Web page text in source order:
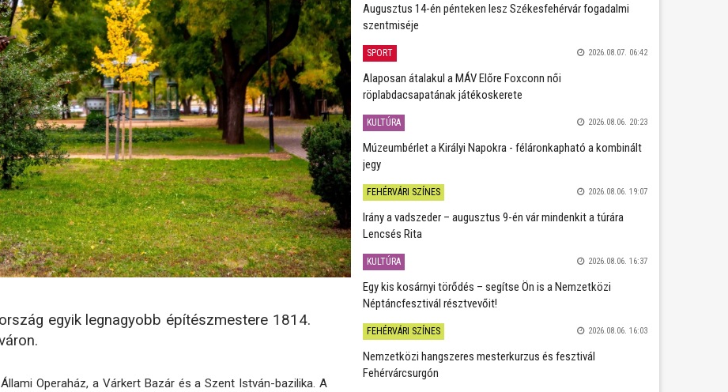
egyik legnagyobb építészmestere 1814.
Operaház, a Várkert Bazár és a Szent István-bazilika. A
Augusztus 14-én pénteken lesz Székesfehérvár fogadalmi
szentmiséje
SPORT 2026.08.07. 06:42
Alaposan átalakul a MÁV Előre Foxconn női
röplabdacsapatának játékoskerete
KULTÚRA 2026.08.06. 20:23
Múzeumbérlet a Királyi Napokra - féláronkapható a kombinált
jegy
FEHÉRVÁRI SZÍNES 2026.08.06. 19:07
Irány a vadszeder – augusztus 9-én vár mindenkit a túrára
Lencsés Rita
KULTÚRA 2026.08.06. 16:37
Egy kis kosárnyi törődés – segítse Ön is a Nemzetközi
Néptáncfesztivál résztvevőit!
FEHÉRVÁRI SZÍNES 2026.08.06. 16:03
Nemzetközi hangszeres mesterkurzus és fesztivál
Fehérvárcsurgón